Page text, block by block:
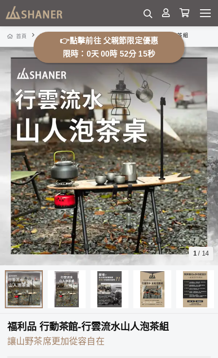
首頁 福利品環保專區 福利品 行動茶館-行雲流水山人泡茶組
1 / 14
福利品 行動茶館-行雲流水山人泡茶組
讓山野茶席更加從容自在
👉點擊前往 父親節限定優惠
限時：0天 00時 52分 12秒